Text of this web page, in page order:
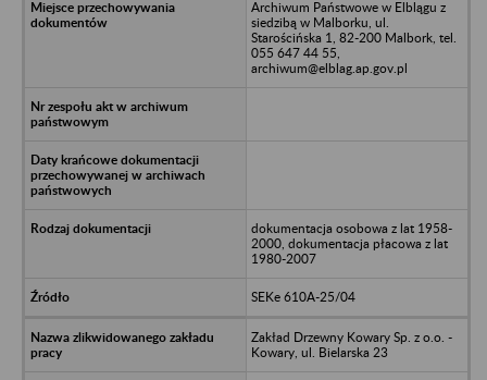
Archiwum Państwowe w Elblągu z
siedzibą w Malborku, ul.
Starościńska 1, 82-200 Malbork, tel.
055 647 44 55,
archiwum@elblag.ap.gov.pl
dokumentacja osobowa z lat 1958-
2000, dokumentacja płacowa z lat
1980-2007
SEKe 610A-25/04
Zakład Drzewny Kowary Sp. z o.o. -
Kowary, ul. Bielarska 23